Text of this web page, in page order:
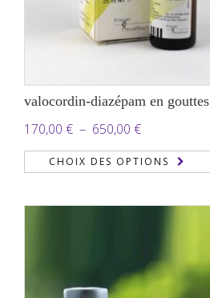
valocordin-diazépam en gouttes
170,00 € – 650,00 €Plage
de
prix :
CHOIX DES OPTIONS